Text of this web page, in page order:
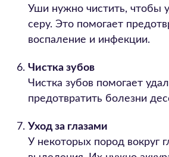
Уши нужно чистить, чтобы
серу. Это помогает
воспаление и инфекции.
Чистка зубов
Чистка зубов помогает
предотвратить болезни
Уход за глазами
У некоторых пород вокруг